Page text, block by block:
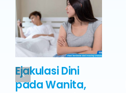
Ejakulasi Dini
pada Wanita,